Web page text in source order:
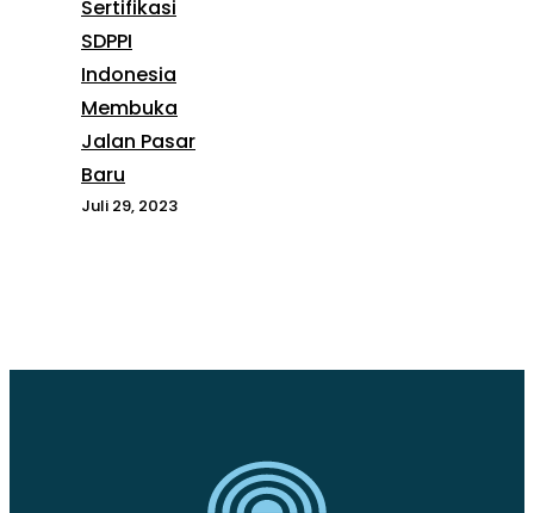
Sertifikasi
SDPPI
Indonesia
Membuka
Jalan Pasar
Baru
Juli 29, 2023